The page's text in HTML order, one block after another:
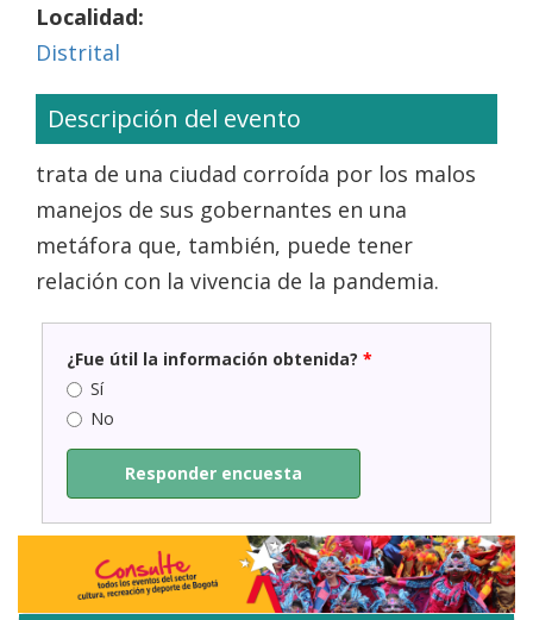
Localidad:
Distrital
Descripción del evento
trata de una ciudad corroída por los malos
manejos de sus gobernantes en una
metáfora que, también, puede tener
relación con la vivencia de la pandemia.
¿Fue útil la información obtenida? *
Sí
No
Responder encuesta